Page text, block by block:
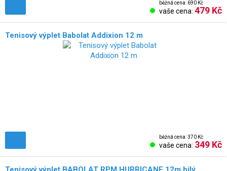
běžná cena: 690 Kč
vaše cena: 479 Kč
Tenisový výplet Babolat Addixion 12 m
běžná cena: 370 Kč
vaše cena: 349 Kč